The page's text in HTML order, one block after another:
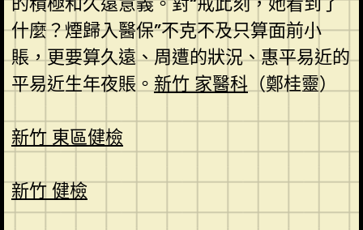
什麼？煙歸入醫保”不克不及只算面前小
賬，更要算久遠、周遭的狀況、惠平易近的
平易近生年夜賬。新竹 家醫科（鄭桂靈）
新竹 東區健檢
新竹 健檢